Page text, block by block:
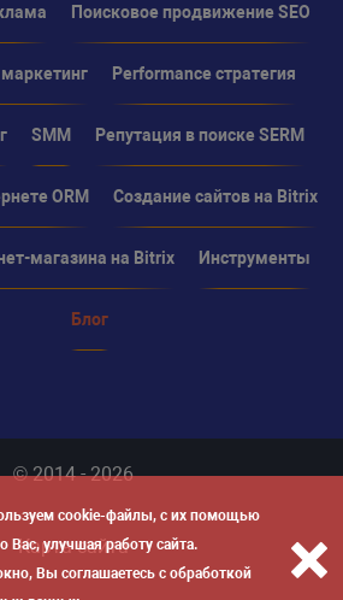
cookie-файлы, с их помощью
Вас, улучшая работу сайта.
Вы соглашаетесь с обработкой
Поисковое продвижение SEO
Performance стратегия
SMM Репутация в поиске SERM
ORM Создание сайтов на Bitrix
магазина на Bitrix Инструменты
Блог
© 2014 - 2026
Карта сайта